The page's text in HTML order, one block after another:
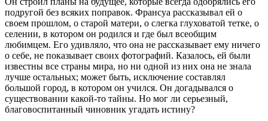
подругой без всяких поправок. Франсуа рассказывал ей о
своем прошлом, о старой матери, о слегка глуховатой тетке, о
селении, в котором он родился и где был всеобщим
любимцем. Его удивляло, что она не рассказывает ему ничего
о себе, не показывает своих фотографий. Казалось, ей были
известны все страны мира, но ни одной из них она не знала
лучше остальных; может быть, исключение составлял
большой город, в котором он учился. Он догадывался о
существовании какой-то тайны. Но мог ли серьезный,
благовоспитанный чиновник угадать истину?